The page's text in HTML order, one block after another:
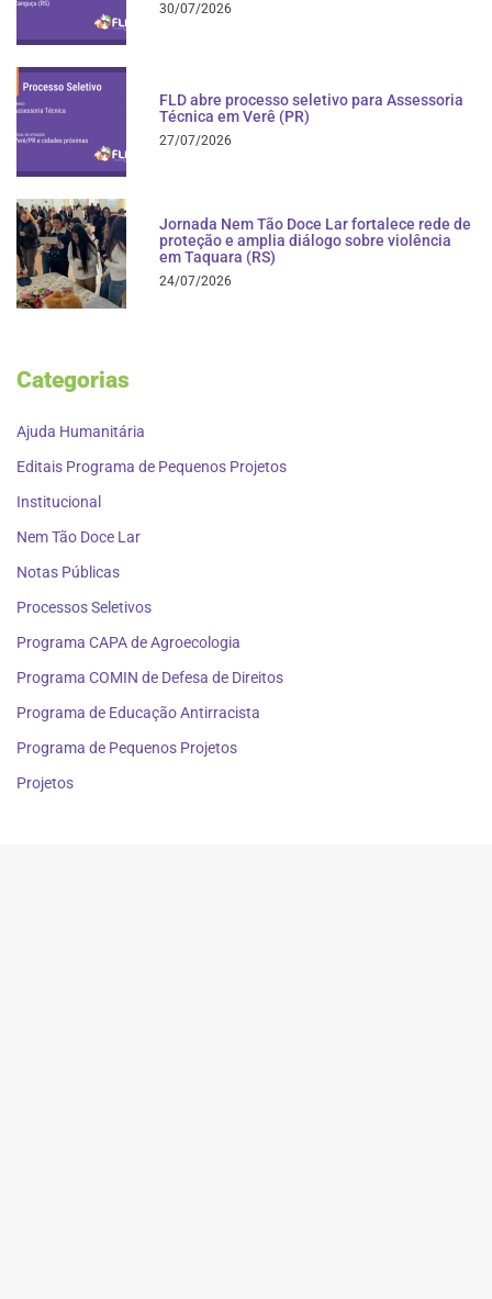
30/07/2026
FLD abre processo seletivo para Assessoria
Técnica em Verê (PR)
27/07/2026
Jornada Nem Tão Doce Lar fortalece rede de
proteção e amplia diálogo sobre violência
em Taquara (RS)
24/07/2026
Categorias
Ajuda Humanitária
Editais Programa de Pequenos Projetos
Institucional
Nem Tão Doce Lar
Notas Públicas
Processos Seletivos
Programa CAPA de Agroecologia
Programa COMIN de Defesa de Direitos
Programa de Educação Antirracista
Programa de Pequenos Projetos
Projetos